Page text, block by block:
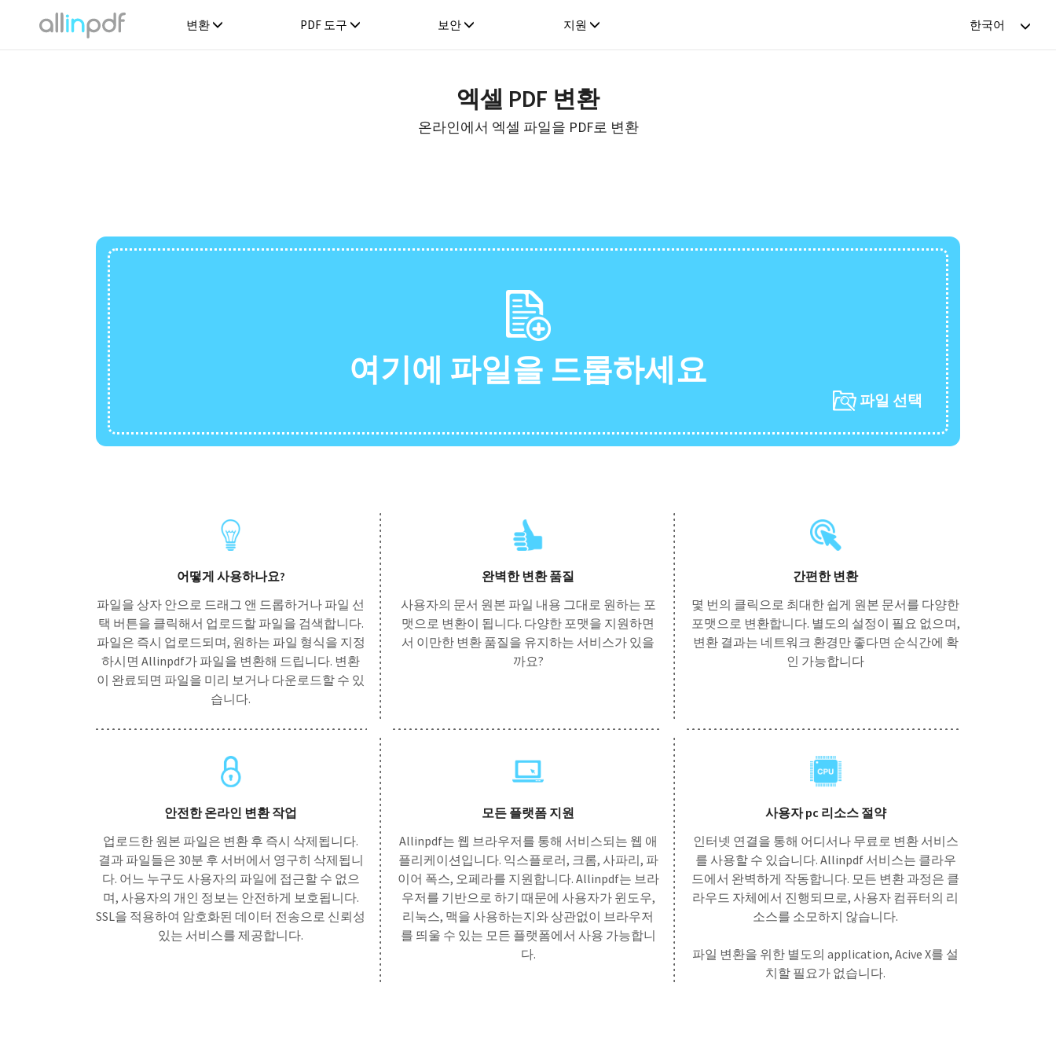
변환 PDF 도구 보안 지원
엑셀 PDF 변환
온라인에서 엑셀 파일을 PDF로 변환
여기에 파일을 드롭하세요
파일 선택
어떻게 사용하나요?
파일을 상자 안으로 드래그 앤 드롭하거나 파일 선
택 버튼을 클릭해서 업로드할 파일을 검색합니다.
파일은 즉시 업로드되며, 원하는 파일 형식을 지정
하시면 Allinpdf가 파일을 변환해 드립니다. 변환
이 완료되면 파일을 미리 보거나 다운로드할 수 있
습니다.
완벽한 변환 품질
사용자의 문서 원본 파일 내용 그대로 원하는 포
맷으로 변환이 됩니다. 다양한 포맷을 지원하면
서 이만한 변환 품질을 유지하는 서비스가 있을
까요?
간편한 변환
몇 번의 클릭으로 최대한 쉽게 원본 문서를 다양한
포맷으로 변환합니다. 별도의 설정이 필요 없으며,
변환 결과는 네트워크 환경만 좋다면 순식간에 확
인 가능합니다
안전한 온라인 변환 작업
업로드한 원본 파일은 변환 후 즉시 삭제됩니다.
결과 파일들은 30분 후 서버에서 영구히 삭제됩니
다. 어느 누구도 사용자의 파일에 접근할 수 없으
며, 사용자의 개인 정보는 안전하게 보호됩니다.
SSL을 적용하여 암호화된 데이터 전송으로 신뢰성
있는 서비스를 제공합니다.
모든 플랫폼 지원
Allinpdf는 웹 브라우저를 통해 서비스되는 웹 애
플리케이션입니다. 익스플로러, 크롬, 사파리, 파
이어 폭스, 오페라를 지원합니다. Allinpdf는 브라
우저를 기반으로 하기 때문에 사용자가 윈도우,
리눅스, 맥을 사용하는지와 상관없이 브라우저
를 띄울 수 있는 모든 플랫폼에서 사용 가능합니
다.
사용자 pc 리소스 절약
인터넷 연결을 통해 어디서나 무료로 변환 서비스
를 사용할 수 있습니다. Allinpdf 서비스는 클라우
드에서 완벽하게 작동합니다. 모든 변환 과정은 클
라우드 자체에서 진행되므로, 사용자 컴퓨터의 리
소스를 소모하지 않습니다.
파일 변환을 위한 별도의 application, Acive X를 설
치할 필요가 없습니다.